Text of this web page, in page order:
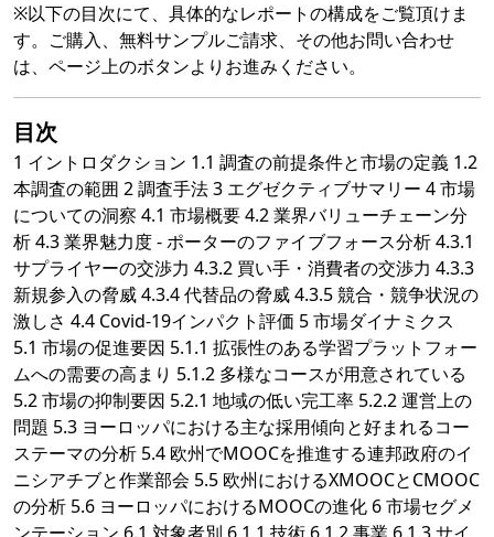
※以下の目次にて、具体的なレポートの構成をご覧頂けま
す。ご購入、無料サンプルご請求、その他お問い合わせ
は、ページ上のボタンよりお進みください。
目次
1 イントロダクション 1.1 調査の前提条件と市場の定義 1.2
本調査の範囲 2 調査手法 3 エグゼクティブサマリー 4 市場
についての洞察 4.1 市場概要 4.2 業界バリューチェーン分
析 4.3 業界魅力度 - ポーターのファイブフォース分析 4.3.1
サプライヤーの交渉力 4.3.2 買い手・消費者の交渉力 4.3.3
新規参入の脅威 4.3.4 代替品の脅威 4.3.5 競合・競争状況の
激しさ 4.4 Covid-19インパクト評価 5 市場ダイナミクス
5.1 市場の促進要因 5.1.1 拡張性のある学習プラットフォー
ムへの需要の高まり 5.1.2 多様なコースが用意されている
5.2 市場の抑制要因 5.2.1 地域の低い完工率 5.2.2 運営上の
問題 5.3 ヨーロッパにおける主な採用傾向と好まれるコー
ステーマの分析 5.4 欧州でMOOCを推進する連邦政府のイ
ニシアチブと作業部会 5.5 欧州におけるXMOOCとCMOOC
の分析 5.6 ヨーロッパにおけるMOOCの進化 6 市場セグメ